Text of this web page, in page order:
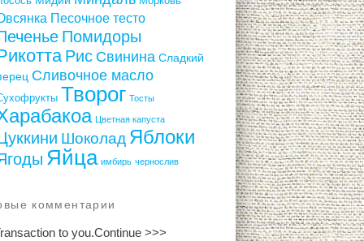
Песочное тесто
Помидоры
Рис Свинина Сладкий
Сливочное масло
Творог Тосты
Цветная капуста
Шоколад Яблоки
Яйца имбирь чернослив
комментарии
to you.Continue >>>